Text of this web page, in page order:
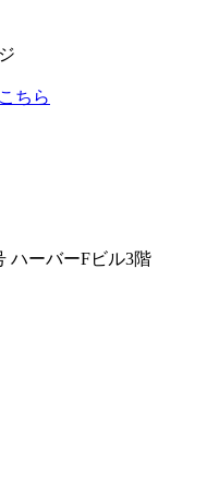
ちら
ハーバーFビル3階